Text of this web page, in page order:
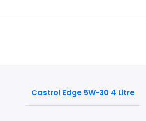
Castrol Edge 5W-30 4 Litre